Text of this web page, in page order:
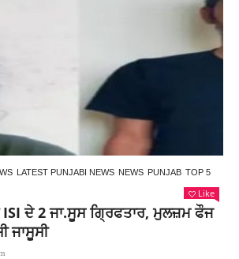
LATEST PUNJABI NEWS NEWS PUNJAB TOP 5
Like
ISI ਦੇ 2 ਜਾ.ਸੂਸ ਗ੍ਰਿਫਤਾਰ, ਮੁਲਜ਼ਮ ਫੌਜ
ਜਾਸੂਸੀ